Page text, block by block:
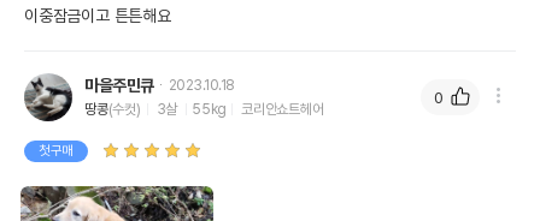
이중잠금이고 튼튼해요
마을주민큐
2023.10.18
땅콩(수컷) 3살 55kg 코리안쇼트헤어
첫구매
0